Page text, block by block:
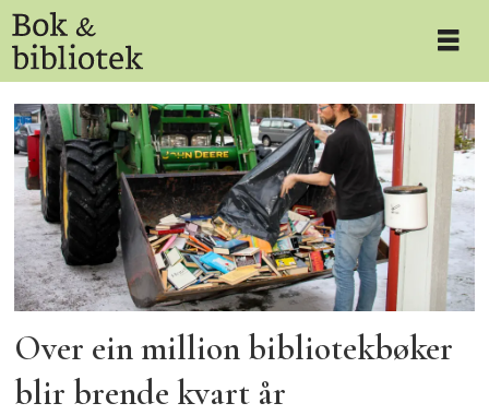
Tag:
restavfall
Over ein million bibliotekbøker
blir brende kvart år